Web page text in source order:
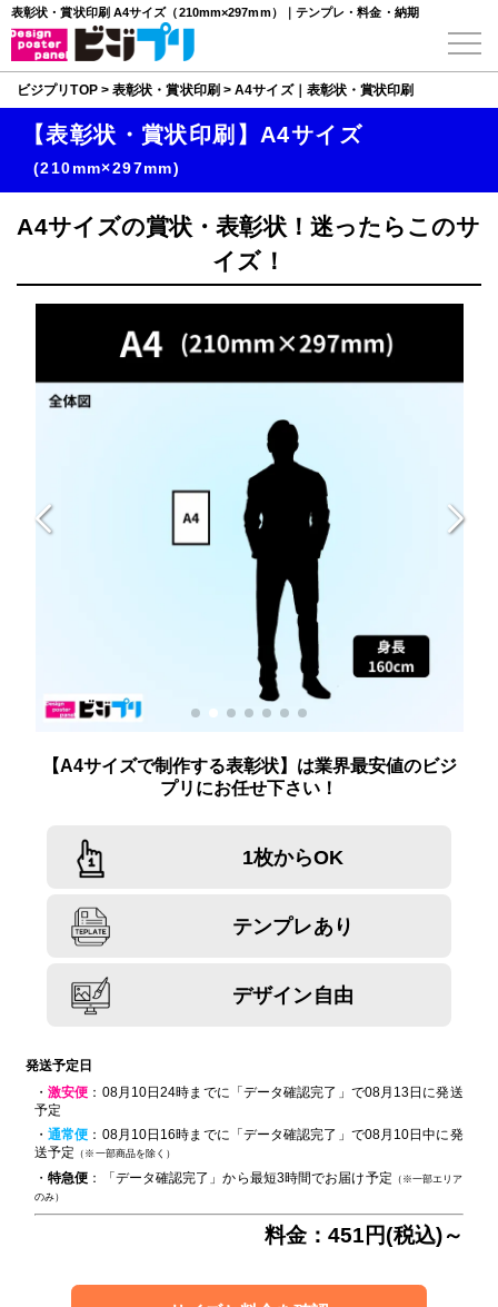
表彰状・賞状印刷 A4サイズ（210mm×297mm）｜テンプレ・料金・納期
ビジプリTOP>表彰状・賞状印刷 >A4サイズ｜表彰状・賞状印刷
【表彰状・賞状印刷】A4サイズ
(210mm×297mm)
A4サイズの賞状・表彰状！迷ったらこのサ
イズ！
【A4サイズで制作する表彰状】は業界最安値のビジ
プリにお任せ下さい！
1枚からOK
テンプレあり
デザイン自由
発送予定日
・激安便 ：08月10日24時までに「データ確認完了」で08月13日に発送
予定
・通常便 ：08月10日16時までに「データ確認完了」で08月10日中に発
送予定 （※一部商品を除く）
・特急便 ：「データ確認完了」から最短3時間でお届け予定 （※一部エリア
のみ）
料金：451円(税込)～